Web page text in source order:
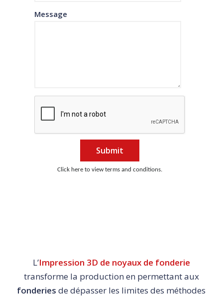
Message
Submit
Click here to view terms and conditions.
L’Impression 3D de noyaux de fonderie
transforme la production en permettant aux
fonderies de dépasser les limites des méthodes